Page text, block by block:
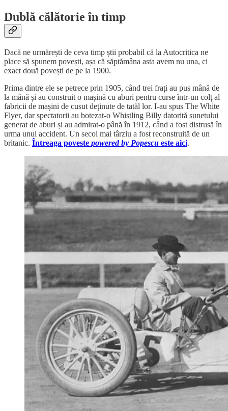
Dublă călătorie în timp
Dacă ne urmărești de ceva timp știi probabil că la Autocritica ne
place să spunem povești, așa că săptămâna asta avem nu una, ci
exact două povești de pe la 1900.
Prima dintre ele se petrece prin 1905, când trei frați au pus mână de
la mână și au construit o mașină cu aburi pentru curse într-un colț al
fabricii de mașini de cusut deținute de tatăl lor. I-au spus The White
Flyer, dar spectatorii au botezat-o Whistling Billy datorită sunetului
generat de aburi și au admirat-o până în 1912, când a fost distrusă în
urma unui accident. Un secol mai târziu a fost reconstruită de un
britanic. Întreaga poveste powered by Popescu este aici.